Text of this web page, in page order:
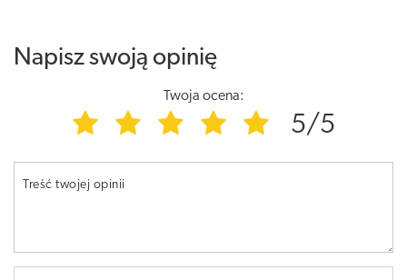
Napisz swoją opinię
Twoja ocena:
5/5
Treść twojej opinii